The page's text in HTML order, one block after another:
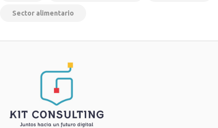
Sector alimentario